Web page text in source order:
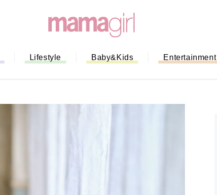
Lifestyle Baby&Kids Entertainment